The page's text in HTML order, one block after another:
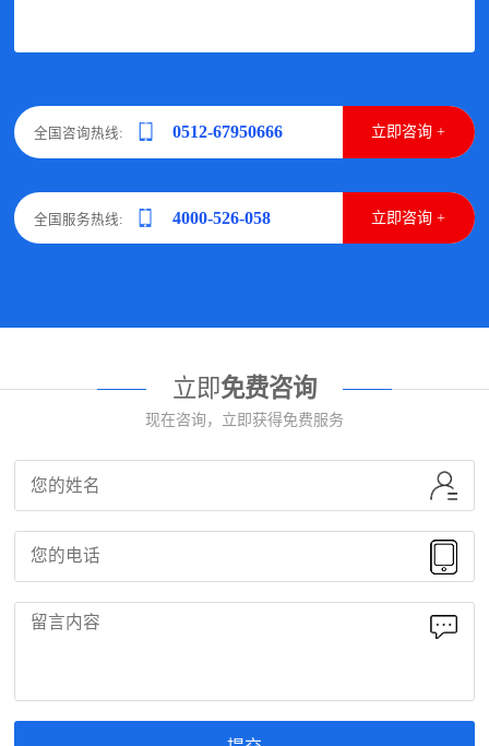
全国咨询热线: 0512-67950666 立即咨询 +
全国服务热线: 4000-526-058 立即咨询 +
立即免费咨询
现在咨询，立即获得免费服务